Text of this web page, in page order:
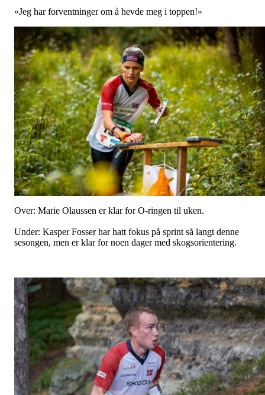
«Jeg har forventninger om å hevde meg i toppen!»
Over: Marie Olaussen er klar for O-ringen til uken.
Under: Kasper Fosser har hatt fokus på sprint så langt denne
sesongen, men er klar for noen dager med skogsorientering.